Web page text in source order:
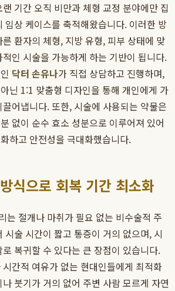
기간 오직 비만과 체형 교정 분야에만 집
임상 케이스를 축적해왔습니다. 이러한 방
환자의 체형, 지방 유형, 피부 상태에 맞
인 시술을 가능하게 하는 기반이 됩니다.
닥터 손유나가 직접 상담하고 진행하며,
닌 1:1 맞춤형 디자인을 통해 개인에게 가
어냅니다. 또한, 시술에 사용되는 약물은
없이 순수 효소 성분으로 이루어져 있어
하고 안전성을 극대화했습니다.
식으로 회복 기간 최소화
는 절개나 마취가 필요 없는 비수술적 주
시술 시간이 짧고 통증이 거의 없으며, 시
복귀할 수 있다는 큰 장점이 있습니다.
간적 여유가 없는 현대인들에게 최적화
붓기가 거의 없어 주변 사람 모르게 자연